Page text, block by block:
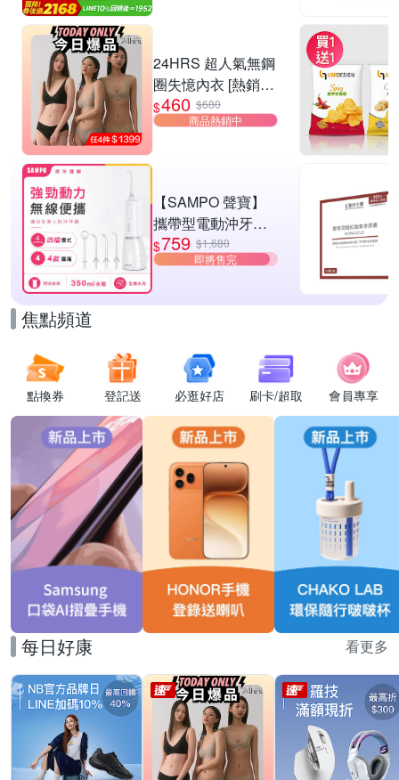
Duyan竹漾寢飾 限時優惠
滿1件享95折
24HRS 超人氣無鋼
圈失憶內衣 [熱銷好
評]
$460 $680
商品熱銷中
【SAMPO 聲寶】
攜帶型電動沖牙機/
洗牙器/沖牙器(WB-
Z2506NL)
$759 $1,680
即將售完
焦點頻道
點換券 登記送 必逛好店 刷卡/超取 會員專享
每日好康 看更多